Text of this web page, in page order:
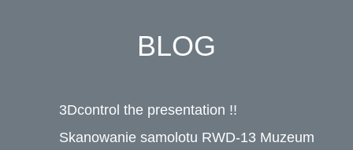
BLOG
3Dcontrol the presentation !!
Skanowanie samolotu RWD-13 Muzeum